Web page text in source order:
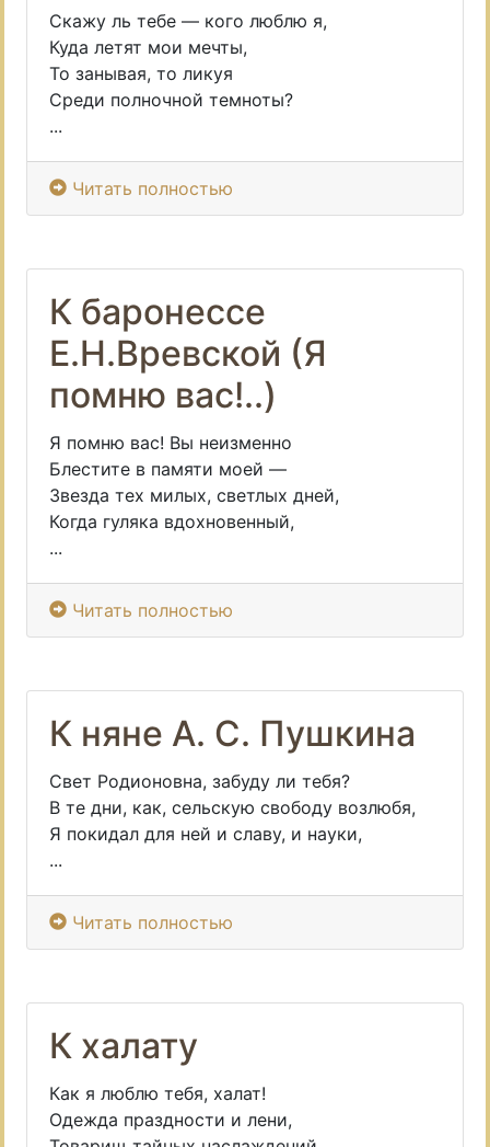
Скажу ль тебе — кого люблю я,
Куда летят мои мечты,
То занывая, то ликуя
Среди полночной темноты?
...
Читать полностью
К баронессе
Е.Н.Вревской (Я
помню вас!..)
Я помню вас! Вы неизменно
Блестите в памяти моей —
Звезда тех милых, светлых дней,
Когда гуляка вдохновенный,
...
Читать полностью
К няне А. С. Пушкина
Свет Родионовна, забуду ли тебя?
В те дни, как, сельскую свободу возлюбя,
Я покидал для ней и славу, и науки,
...
Читать полностью
К халату
Как я люблю тебя, халат!
Одежда праздности и лени,